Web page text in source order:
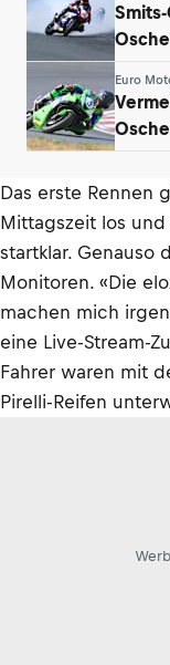
Euro
Das erste Rennen
Mittagszeit los
startklar. Genauso
Monitoren. «Die
machen mich
eine Live-Stream-
Fahrer waren mit
Pirelli-Reifen